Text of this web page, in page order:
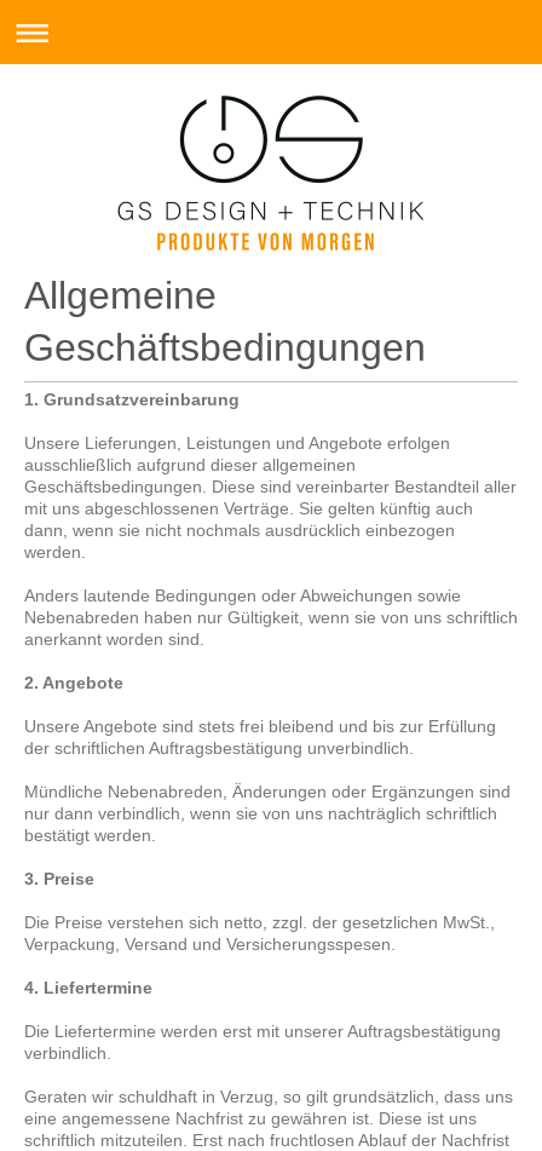
Allgemeine
Geschäftsbedingungen
1. Grundsatzvereinbarung
Unsere Lieferungen, Leistungen und Angebote erfolgen
ausschließlich aufgrund dieser allgemeinen
Geschäftsbedingungen. Diese sind vereinbarter Bestandteil aller
mit uns abgeschlossenen Verträge. Sie gelten künftig auch
dann, wenn sie nicht nochmals ausdrücklich einbezogen
werden.
Anders lautende Bedingungen oder Abweichungen sowie
Nebenabreden haben nur Gültigkeit, wenn sie von uns schriftlich
anerkannt worden sind.
2. Angebote
Unsere Angebote sind stets frei bleibend und bis zur Erfüllung
der schriftlichen Auftragsbestätigung unverbindlich.
Mündliche Nebenabreden, Änderungen oder Ergänzungen sind
nur dann verbindlich, wenn sie von uns nachträglich schriftlich
bestätigt werden.
3. Preise
Die Preise verstehen sich netto, zzgl. der gesetzlichen MwSt.,
Verpackung, Versand und Versicherungsspesen.
4. Liefertermine
Die Liefertermine werden erst mit unserer Auftragsbestätigung
verbindlich.
Geraten wir schuldhaft in Verzug, so gilt grundsätzlich, dass uns
eine angemessene Nachfrist zu gewähren ist. Diese ist uns
schriftlich mitzuteilen. Erst nach fruchtlosen Ablauf der Nachfrist